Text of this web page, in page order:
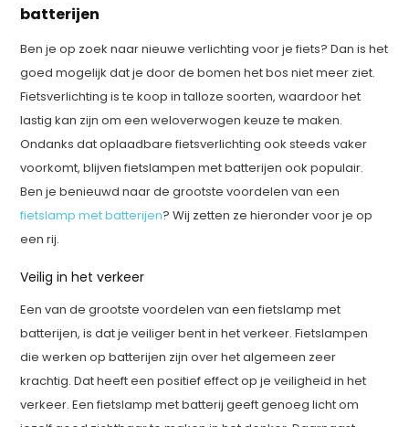
batterijen
Ben je op zoek naar nieuwe verlichting voor je fiets? Dan is het
goed mogelijk dat je door de bomen het bos niet meer ziet.
Fietsverlichting is te koop in talloze soorten, waardoor het
lastig kan zijn om een weloverwogen keuze te maken.
Ondanks dat oplaadbare fietsverlichting ook steeds vaker
voorkomt, blijven fietslampen met batterijen ook populair.
Ben je benieuwd naar de grootste voordelen van een
fietslamp met batterijen? Wij zetten ze hieronder voor je op
een rij.
Veilig in het verkeer
Een van de grootste voordelen van een fietslamp met
batterijen, is dat je veiliger bent in het verkeer. Fietslampen
die werken op batterijen zijn over het algemeen zeer
krachtig. Dat heeft een positief effect op je veiligheid in het
verkeer. Een fietslamp met batterij geeft genoeg licht om